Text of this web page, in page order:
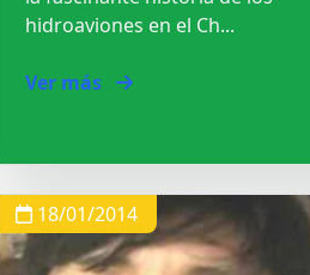
hidroaviones en el Ch...
Ver más
18/01/2014